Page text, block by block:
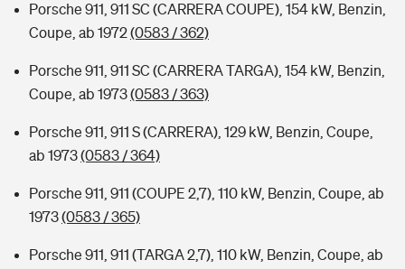
Porsche 911, 911 SC (CARRERA COUPE), 154 kW, Benzin,
Coupe, ab 1972(0583 / 362)
Porsche 911, 911 SC (CARRERA TARGA), 154 kW, Benzin,
Coupe, ab 1973(0583 / 363)
Porsche 911, 911 S (CARRERA), 129 kW, Benzin, Coupe,
ab 1973(0583 / 364)
Porsche 911, 911 (COUPE 2,7), 110 kW, Benzin, Coupe, ab
1973(0583 / 365)
Porsche 911, 911 (TARGA 2,7), 110 kW, Benzin, Coupe, ab